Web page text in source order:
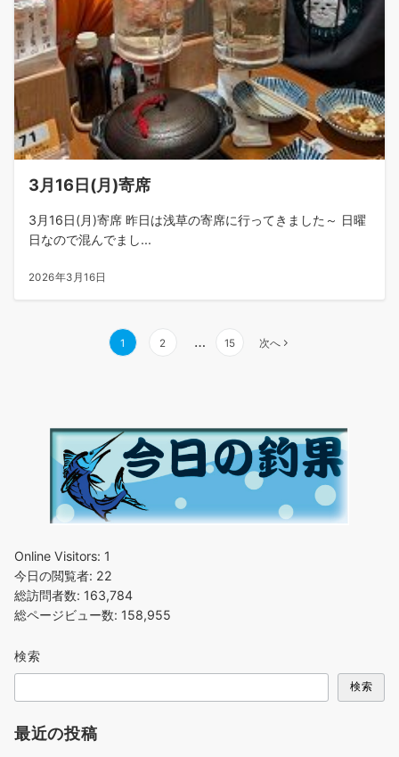
3月16日(月)寄席
3月16日(月)寄席 昨日は浅草の寄席に行ってきました～ 日曜
日なので混んでまし...
2026年3月16日
1 2 … 15 次へ
Online Visitors: 1
今日の閲覧者: 22
総訪問者数: 163,784
総ページビュー数: 158,955
検索
検索
最近の投稿